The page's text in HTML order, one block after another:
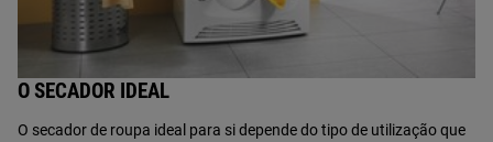
O SECADOR IDEAL
O secador de roupa ideal para si depende do tipo de utilização que